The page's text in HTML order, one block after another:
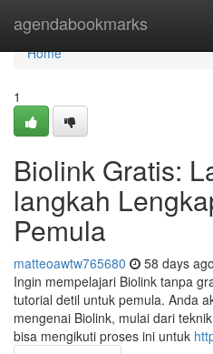
agendabookmarks
Home
Home
1
Biolink Gratis:
langkah
Pemula
matteoawtw765680 58 days ago
Ingin mempelajari Biolink tanpa
tutorial detil untuk pemula. Anda
mengenai Biolink, mulai dari
bisa mengikuti proses ini untuk